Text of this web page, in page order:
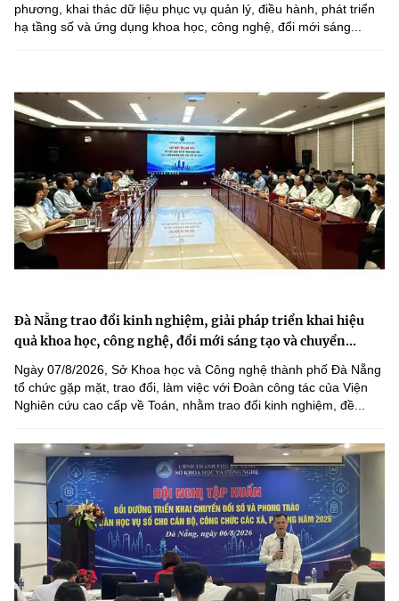
phương, khai thác dữ liệu phục vụ quản lý, điều hành, phát triển
hạ tầng số và ứng dụng khoa học, công nghệ, đổi mới sáng...
Đà Nẵng trao đổi kinh nghiệm, giải pháp triển khai hiệu
quả khoa học, công nghệ, đổi mới sáng tạo và chuyển...
Ngày 07/8/2026, Sở Khoa học và Công nghệ thành phố Đà Nẵng
tổ chức gặp mặt, trao đổi, làm việc với Đoàn công tác của Viện
Nghiên cứu cao cấp về Toán, nhằm trao đổi kinh nghiệm, đề...